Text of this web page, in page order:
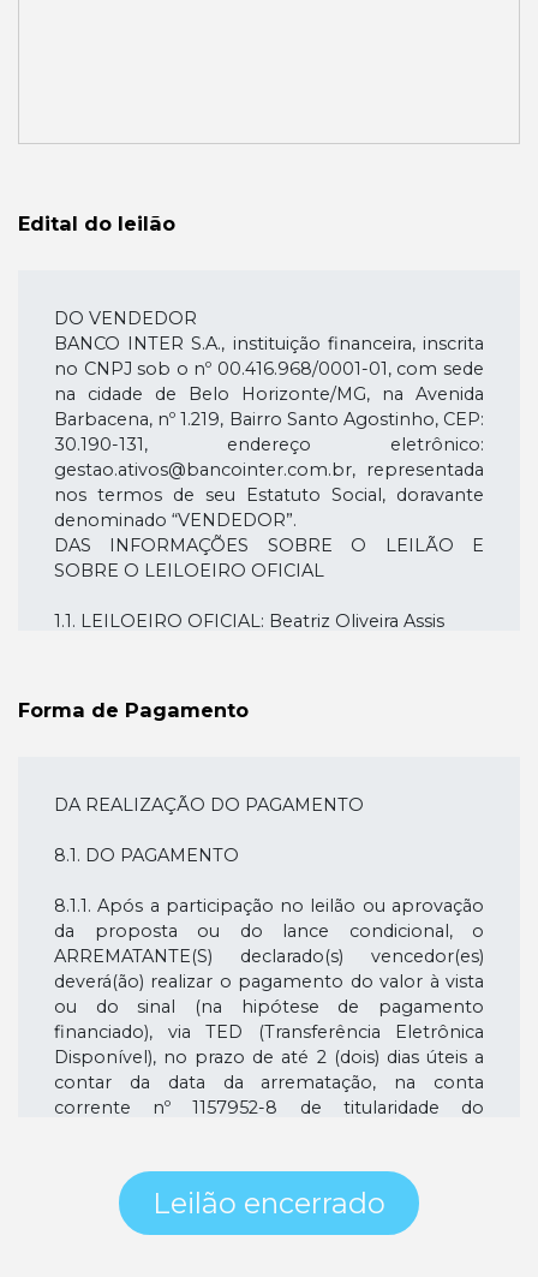
Edital do leilão
DO VENDEDOR
BANCO INTER S.A., instituição financeira, inscrita
no CNPJ sob o nº 00.416.968/0001-01, com sede
na cidade de Belo Horizonte/MG, na Avenida
Barbacena, nº 1.219, Bairro Santo Agostinho, CEP:
30.190-131, endereço eletrônico:
gestao.ativos@bancointer.com.br, representada
nos termos de seu Estatuto Social, doravante
denominado “VENDEDOR”.
DAS INFORMAÇÕES SOBRE O LEILÃO E
SOBRE O LEILOEIRO OFICIAL
1.1. LEILOEIRO OFICIAL: Beatriz Oliveira Assis
1.4. SITE DO LEILOEIRO:
contato@leiloariasmart.com.br
Rua Barão do Triunfo, 427 – Brooklin, São Paulo -
1.7. DATA E HORA DA SESSÃO DE LEILÃO: 12 de
agosto de 2025 às 15:00.
1.8. LOCAL DA SESSÃO DO LEILÃO: Rua Barão
do Triunfo, 427 – Brooklin, São Paulo - SP,
04602-000.
1.9. REALIZAÇÃO DO LEILÃO: leilão será na
modalidade on-line.
DO OBJETO
o(s) imóvel(is) relacionado(s) no “Anexo nº 1 –
Do(s) Imóvel(is)” deste Edital.
Forma de Pagamento
DA REALIZAÇÃO DO PAGAMENTO
8.1. DO PAGAMENTO
8.1.1. Após a participação no leilão ou aprovação
da proposta ou do lance condicional, o
ARREMATANTE(S) declarado(s) vencedor(es)
deverá(ão) realizar o pagamento do valor à vista
ou do sinal (na hipótese de pagamento
financiado), via TED (Transferência Eletrônica
Disponível), no prazo de até 2 (dois) dias úteis a
contar da data da arrematação, na conta
corrente nº 1157952-8 de titularidade do
Inter S.A. (nº Banco: 077), agência 0001-9, e
enviar o comprovante de pagamento no
endereço eletrônico do VENDEDOR indicado
Leilão encerrado